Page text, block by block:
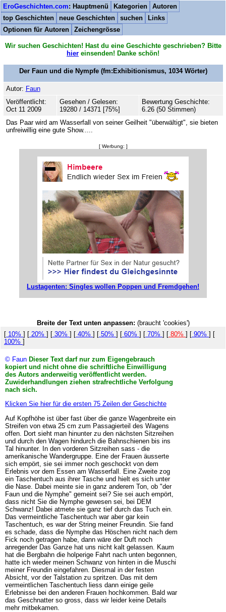
EroGeschichten.com: Hauptmenü Kategorien
Autoren
top Geschichten
neue Geschichten suchen
Links
Optionen für Autoren
Zeichengrösse
Wir suchen Geschichten! Hast du eine Geschichte geschrieben? Bitte
hier einsenden! Danke schön!
Der Faun und die Nympfe(fm:Exhibitionismus, 1034Wörter)
Autor: Faun
Veröffentlicht:
Oct 11 2009
Gesehen / Gelesen:
19280 / 14371 [75%]
Bewertung Geschichte:
6.26 (50 Stimmen)
Das Paar wird am Wasserfall von seiner Geilheit "überwältigt", sie bieten
unfreiwillig eine gute Show.....
[ Werbung: ]
Lustagenten: Singles wollen Poppen und Fremdgehen!
Breite der Text unten anpassen: (braucht 'cookies')
[ 10% ] [ 20% ] [ 30% ] [ 40% ] [ 50% ] [ 60% ] [ 70% ] [ 80% ] [ 90% ] [
100% ]
© Faun Dieser Text darf nur zum Eigengebrauch
kopiert und nicht ohne die schriftliche Einwilligung
des Autors anderweitig veröffentlicht werden.
Zuwiderhandlungen ziehen strafrechtliche Verfolgung
nach sich.
Klicken Sie hier für die ersten 75 Zeilen der Geschichte
Auf Kopfhöhe ist über fast über die ganze Wagenbreite ein
Streifen von etwa 25 cm zum Passagierteil des Wagens
offen. Dort sieht man hinunter zu den nächsten Sitzreihen
und durch den Wagen hindurch die Bahnschienen bis ins
Tal hinunter. In den vorderen Sitzreihen sass - die
amerikanische Wandergruppe. Eine der Frauen äusserte
sich empört, sie sei immer noch geschockt von dem
Erlebnis vor dem Essen am Wasserfall. Eine Zweite zog
ein Taschentuch aus ihrer Tasche und hielt es sich unter
die Nase. Dabei meinte sie in ganz anderem Ton, ob "der
Faun und die Nymphe" gemeint sei? Sie sei auch empört,
dass nicht Sie die Nymphe gewesen sei, bei DEM
Schwanz! Dabei atmete sie ganz tief durch das Tuch ein.
Das vermeintliche Taschentuch war aber gar kein
Taschentuch, es war der String meiner Freundin. Sie fand
es schade, dass die Nymphe das Höschen nicht nach dem
Fick noch getragen habe, dann wäre der Duft noch
anregender Das Ganze hat uns nicht kalt gelassen. Kaum
hat die Bergbahn die holperige Fahrt nach unten begonnen,
hatte ich wieder meinen Schwanz von hinten in die Muschi
meiner Freundin eingefahren. Diesmal in der festen
Absicht, vor der Talstation zu spritzen. Das mit dem
vermeintlichen Taschentuch liess dann einige geile
Erlebnisse bei den anderen Frauen hochkommen. Bald war
das Geschnatter so gross, dass wir leider keine Details
mehr mitbekamen.